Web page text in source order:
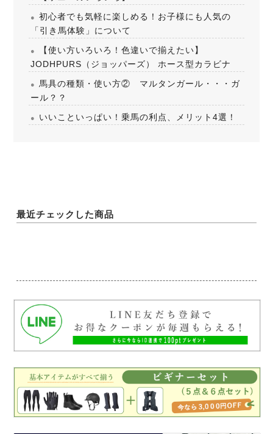
初心者でも気軽に楽しめる！お子様にも人気の
「引き馬体験」について
【使い方いろいろ！色違いで揃えたい】
JODHPURS（ジョッパーズ） ホース型カラビナ
馬具の種類・使い方② マルタンガール・・・ガ
ール？？
いいこといっぱい！乗馬の利点、メリット4選！
最近チェックした商品